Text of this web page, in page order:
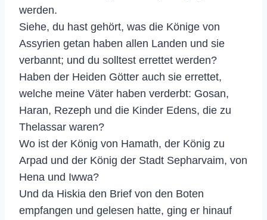
werden.
Siehe, du hast gehört, was die Könige von
Assyrien getan haben allen Landen und sie
verbannt; und du solltest errettet werden?
Haben der Heiden Götter auch sie errettet,
welche meine Väter haben verderbt: Gosan,
Haran, Rezeph und die Kinder Edens, die zu
Thelassar waren?
Wo ist der König von Hamath, der König zu
Arpad und der König der Stadt Sepharvaim, von
Hena und Iwwa?
Und da Hiskia den Brief von den Boten
empfangen und gelesen hatte, ging er hinauf